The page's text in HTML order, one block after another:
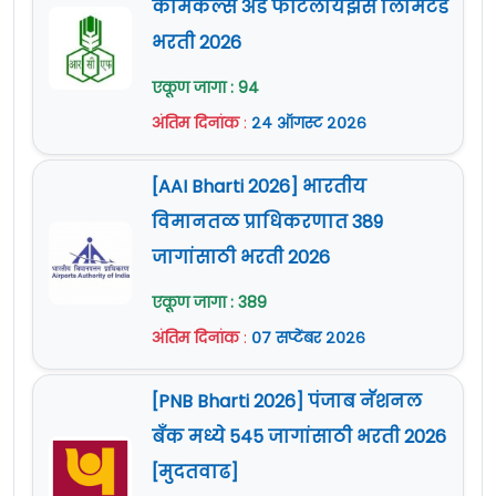
शुल्क :शुल्क नाही
वेतनमान (Pay Scale) :१५,०००/- रुपये ते ३१,०००/-
नोकरी ठिकाण : पुणे (महाराष्ट्र)
E-Mail ID :
niasm.recruitment@gmail.com
जाहिरात (Notification) :
www.niam.res.in
केमिकल्स अँड फर्टिलायझर्स लिमिटेड
भरती 2026
एकूण जागा : 94
अंतिम दिनांक: २४ ऑगस्ट २०२६
[AAI Bharti 2026] भारतीय
विमानतळ प्राधिकरणात 389
जागांसाठी भरती 2026
एकूण जागा : 389
अंतिम दिनांक: ०७ सप्टेंबर २०२६
[PNB Bharti 2026] पंजाब नॅशनल
बँक मध्ये 545 जागांसाठी भरती 2026
[मुदतवाढ]